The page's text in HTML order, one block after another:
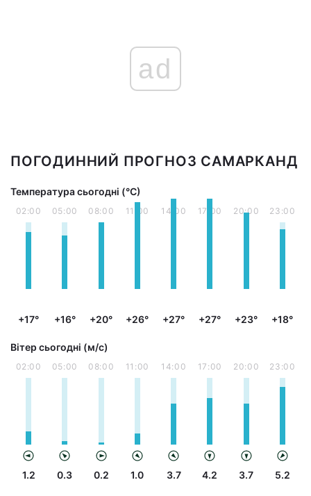
ad
ПОГОДИННИЙ ПРОГНОЗ САМАРКАНД
Температура сьогодні (°С)
02:00
+17°
05:00
+16°
08:00
+20°
11:00
+26°
14:00
+27°
17:00
+27°
20:00
+23°
23:00
+18°
Вітер сьогодні (м/с)
02:00
1.2
05:00
0.3
08:00
0.2
11:00
1.0
14:00
3.7
17:00
4.2
20:00
3.7
23:00
5.2